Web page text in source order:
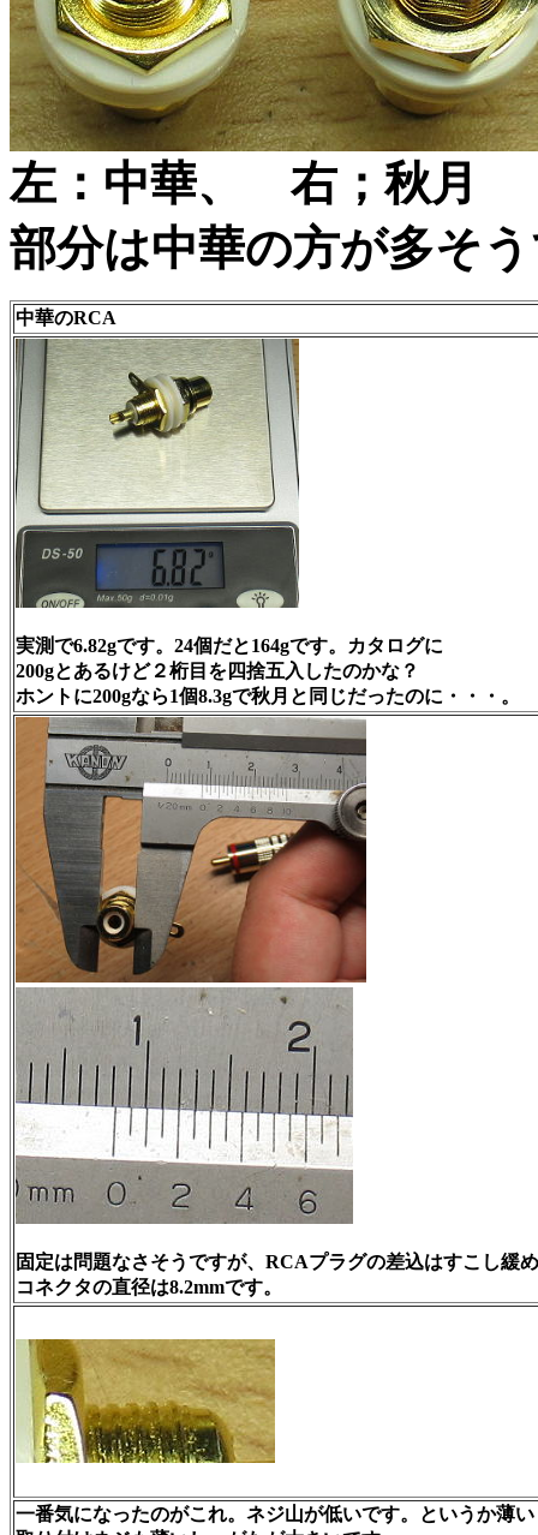
左：中華、 右；秋月
部分は中華の方が多そ
中華のRCA
実測で6.82gです。24個だと164gです。カタログに
200gとあるけど２桁目を四捨五入したのかな？
ホントに200gなら1個8.3gで秋月と同じだったのに・・・。
固定は問題なさそうですが、RCAプラグの差込はすこし緩
コネクタの直径は8.2mmです。
一番気になったのがこれ。ネジ山が低いです。というか薄い